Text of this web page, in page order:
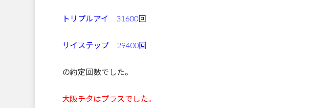
トリプルアイ 31600回
サイステップ 29400回
の約定回数でした。
大阪チタはプラスでした。